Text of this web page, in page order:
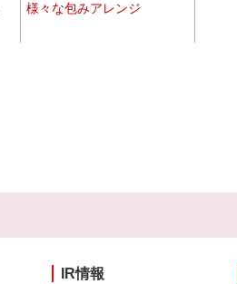
様々な包みアレンジ
IR情報